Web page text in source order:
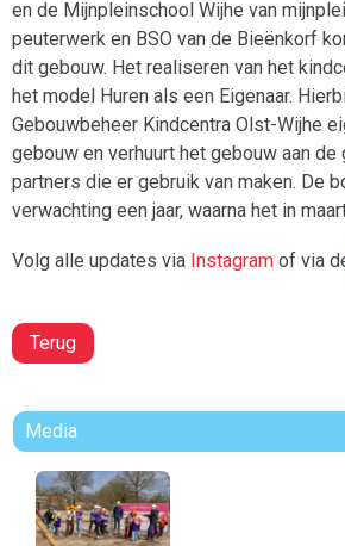
en de Mijnpleinschool Wijhe van
peuterwerk en BSO van de Bieënkorf
dit gebouw. Het realiseren van het
het model Huren als een Eigenaar.
Gebouwbeheer Kindcentra Olst-Wijhe
gebouw en verhuurt het gebouw aan de
partners die er gebruik van maken. De
verwachting een jaar, waarna het in
Volg alle updates via Instagram of via
Terug
Media